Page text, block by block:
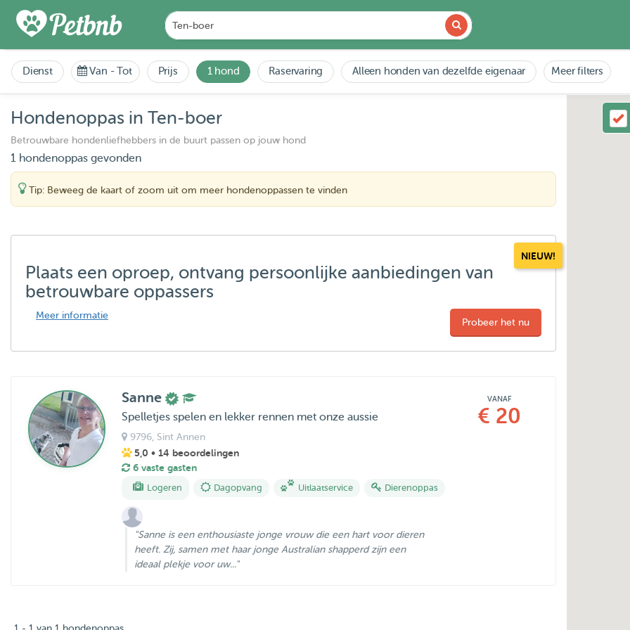
Dienst Van -Tot Prijs 1 hond Raservaring Alleen honden van dezelfde eigenaar Meer filters
Hondenoppas in Ten-boer
Betrouwbare hondenliefhebbers in de buurt passen op jouw hond
1 hondenoppas gevonden
Tip: Beweeg de kaart of zoom uit om meer hondenoppassen te vinden
NIEUW!
Plaats een oproep, ontvang persoonlijke aanbiedingen van
betrouwbare oppassers
Meer informatie
Probeer het nu
Sanne
Spelletjes spelen en lekker rennen met onze aussie
9796, Sint Annen
5,0 • 14 beoordelingen
6 vaste gasten
Logeren Dagopvang Uitlaatservice Dierenoppas
"Sanne is een enthousiaste jonge vrouw die een hart voor dieren
heeft. Zij, samen met haar jonge Australian shapperd zijn een
ideaal plekje voor uw..."
VANAF
€ 20